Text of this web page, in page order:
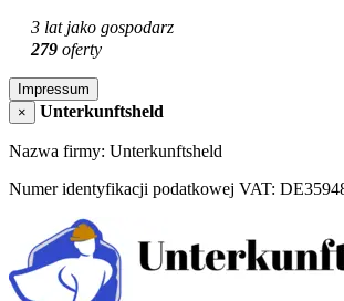
3 lat jako gospodarz
279 oferty
Impressum
×
Unterkunftsheld
Nazwa firmy: Unterkunftsheld
Numer identyfikacji podatkowej VAT: